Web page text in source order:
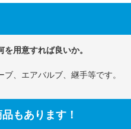
用意すれば良いか。
、エアバルブ、継手等です。
もあります！